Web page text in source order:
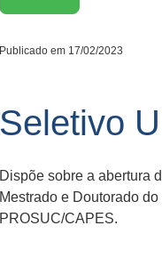
Publicado em 17/02/2023
Seletivo
Dispõe sobre a abertura
Mestrado e Doutorado
PROSUC/CAPES.